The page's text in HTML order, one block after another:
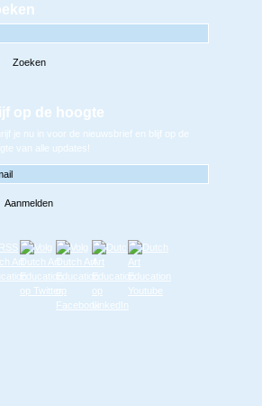
op de hoogte
je nu in voor de nieuwsbrief en blijf op de
van alle updates!